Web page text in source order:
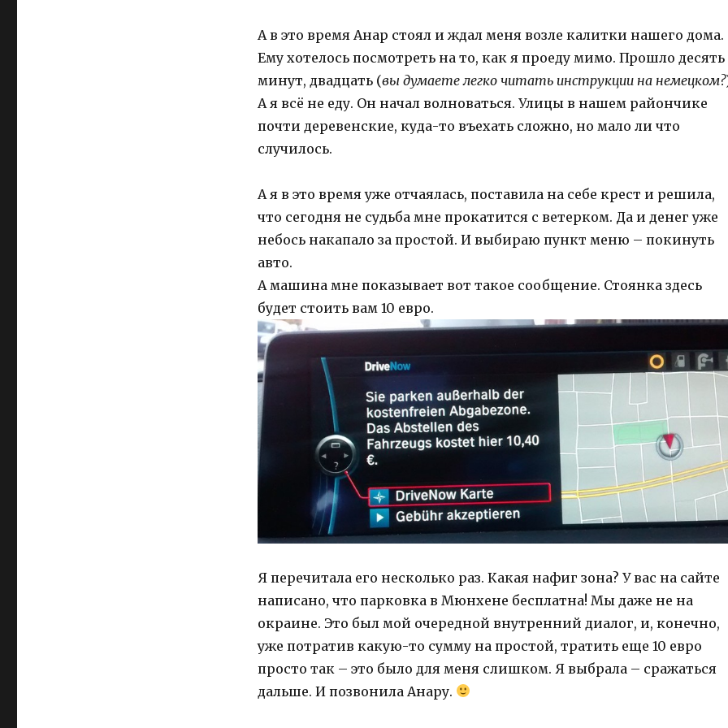
А в это время Анар стоял и ждал меня возле калитки нашего дома.
Ему хотелось посмотреть на то, как я проеду мимо. Прошло десять
минут, двадцать (вы думаете легко читать инструкции на немецком?
А я всё не еду. Он начал волноваться. Улицы в нашем райончике
почти деревенские, куда-то въехать сложно, но мало ли что
случилось.
А я в это время уже отчаялась, поставила на себе крест и решила,
что сегодня не судьба мне прокатится с ветерком. Да и денег уже
небось накапало за простой. И выбираю пункт меню – покинуть
авто.
А машина мне показывает вот такое сообщение. Стоянка здесь
будет стоить вам 10 евро.
Я перечитала его несколько раз. Какая нафиг зона? У вас на сайте
написано, что парковка в Мюнхене бесплатна! Мы даже не на
окраине. Это был мой очередной внутренний диалог, и, конечно,
уже потратив какую-то сумму на простой, тратить еще 10 евро
просто так – это было для меня слишком. Я выбрала – сражаться
дальше. И позвонила Анару.